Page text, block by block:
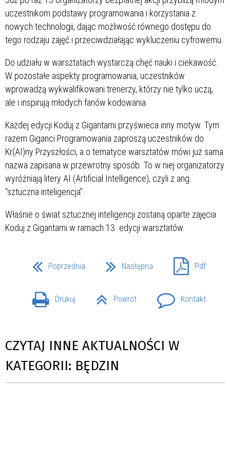
uczestnikom podstawy programowania i korzystania z
nowych technologii, dając możliwość równego dostępu do
tego rodzaju zajęć i przeciwdziałając wykluczeniu cyfrowemu.
Do udziału w warsztatach wystarczą chęć nauki i ciekawość.
W pozostałe aspekty programowania, uczestników
wprowadzą wykwalifikowani trenerzy, którzy nie tylko uczą,
ale i inspirują młodych fanów kodowania.
Każdej edycji Koduj z Gigantami przyświeca inny motyw. Tym
razem Giganci Programowania zaproszą uczestników do
Kr(AI)ny Przyszłości, a o tematyce warsztatów mówi już sama
nazwa zapisana w przewrotny sposób. To w niej organizatorzy
wyróżniają litery AI (Artificial Intelligence), czyli z ang.
“sztuczna inteligencja”.
Właśnie o świat sztucznej inteligencji zostaną oparte zajęcia
Koduj z Gigantami w ramach 13. edycji warsztatów.
Poprzednia Następna Pdf
Drukuj Powrót Kontakt
CZYTAJ INNE AKTUALNOŚCI W
KATEGORII: BĘDZIN